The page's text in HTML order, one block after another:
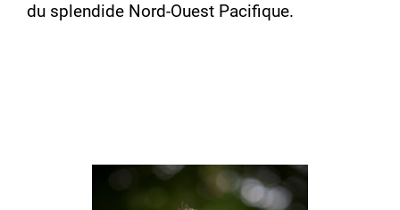
du splendide Nord-Ouest Pacifique.